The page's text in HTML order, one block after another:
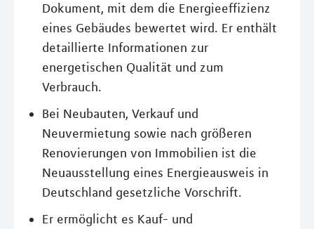
Dokument, mit dem die Energieeffizienz
eines Gebäudes bewertet wird. Er enthält
detaillierte Informationen zur
energetischen Qualität und zum
Verbrauch.
Bei Neubauten, Verkauf und
Neuvermietung sowie nach größeren
Renovierungen von Immobilien ist die
Neuausstellung eines Energieausweis in
Deutschland gesetzliche Vorschrift.
Er ermöglicht es Kauf- und